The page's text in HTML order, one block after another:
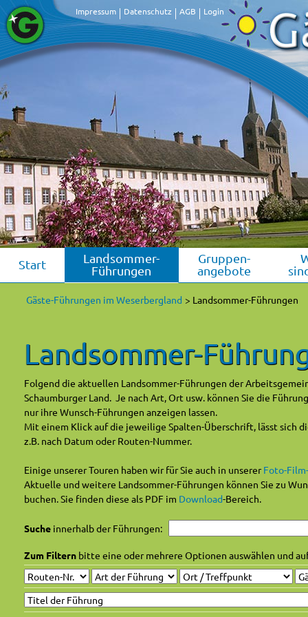
Impressum Datenschutz AGB Login
Start
Landsommer-
Führungen
Gruppen-
angebote
Gäste-Führungen im Weserbergland Landsommer-Führungen
Landsommer-
Folgend die aktuellen Landsommer-Führungen der
Schaumburger Land. Je nach Art, Ort usw. können Sie die
nur ihre Wunsch-Führungen anzeigen lassen.
Mit einem Klick auf die jeweilige Spalten-Überschrift, lässt sich
z.B. nach Datum oder Routen-Nummer.
Einige unserer Touren haben wir für Sie auch in unsererFoto-
Aktuelle und weitere Landsommer-Führungen können Sie zu
buchen. Sie finden diese als PDF im Download-Bereich.
Suche innerhalb der Führungen:
Zum Filtern bitte eine oder mehrere Optionen auswählen und